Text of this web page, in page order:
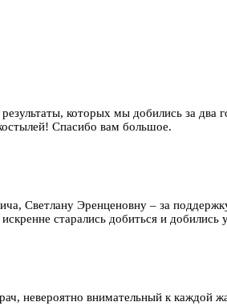
которых мы добились за
Спасибо вам большое.
Светлану Эренценовну – за
старались добиться и добились
невероятно внимательный к